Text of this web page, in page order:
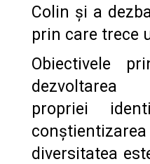
Colin și a
prin care trece
Obiectivele
propriei
diversitatea